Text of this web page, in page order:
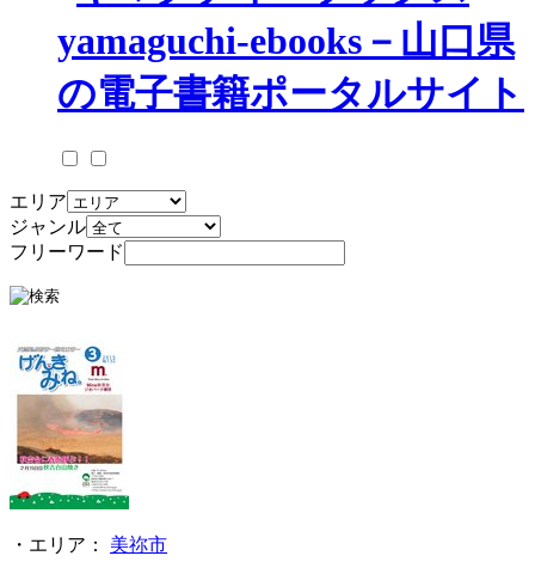
エリア
ジャンル
フリーワード
・エリア： 美祢市